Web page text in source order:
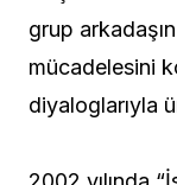
grup
mücadelesini
diyaloglarıyla